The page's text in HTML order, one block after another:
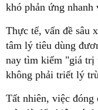
khó phản ứng
Thực tế, vấn đề sâu
tâm lý tiêu dùng
nay tìm kiếm "giá trị
không phải triết lý
Tất nhiên, việc đóng